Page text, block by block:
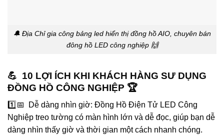
🔔 Địa Chỉ gia công bảng led hiển thị đồng hồ AIO, chuyên bán
đông hồ LED công nghiệp 🙌
💪 10 LỢI ÍCH KHI KHÁCH HÀNG SƯ DỤNG
ĐỒNG HỒ CÔNG NGHIỆP 🏆
1️⃣📅 Dễ dàng nhìn giờ: Đồng Hồ Điện Tử LED Công
Nghiệp treo tường có màn hình lớn và dễ đọc, giúp bạn dễ
dàng nhìn thấy giờ và thời gian một cách nhanh chóng.